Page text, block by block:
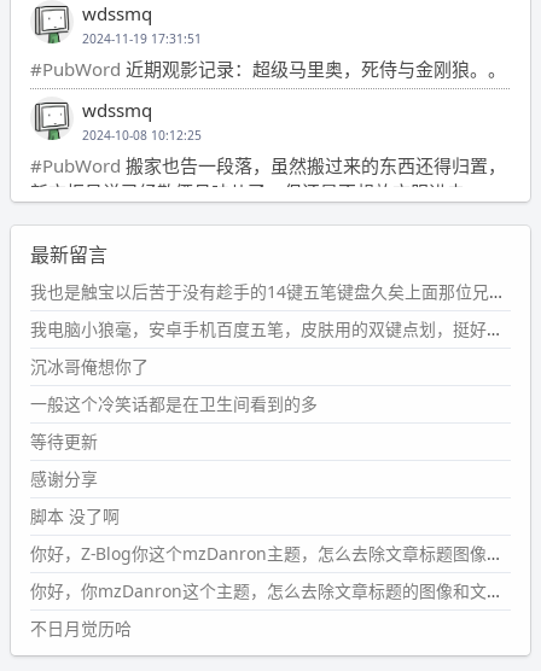
wdssmq
2024-11-19 17:31:51
#PubWord 近期观影记录：超级马里奥，死侍与金刚狼。。
wdssmq
2024-10-08 10:12:25
#PubWord 搬家也告一段落，虽然搬过来的东西还得归置，
新衣柜虽说已经散俩月味儿了，但还是不想放衣服进去。
wdssmq
2024-09-23 21:00:49
#PubWord要不我每年汇总整理一次？？碎雨集_沉冰浮水_
第1页https://www.wdssmq.com/tag/%E7%A2%8E%E9%9
B%A8%E9%9B%86/
wdssmq
2024-09-23 20:58:40
#PubWord
条嘟？？？？
wdssmq
2024-09-15 10:32:07
#PubWordVSCode 内 git 操作卡住的时候没办法主动取消
一直是个痛点，一般都是推送或拉取，今天连提交都卡
了。。
wdssmq
最新留言
我也是触宝以后苦于没有趁手的14键五笔键盘久矣上面那位兄台用的百度双键点划布局我也用过很久，那个皮肤做得很粗糙，个别键位的触发区域是错位的，快速打字时很容易出错，修改它的皮肤文件校正后勉强能用，但早年出的皮肤分辨率太低，实在谈不上美观。百度小米定制版的商店里有一个"小黑板"皮肤还不错(百度官方输入法商店里没有)，但那个风格我不喜欢这两天找到了一个叫"森林集"的公众号，开发了海量的皮肤，很多都有14键版本，付费但很便宜，几块钱，终于有自己满意的输入法了搜了一下，这个工作室还是百度的官方合作伙伴，不知道为什么14键作品都不在官方商店上架，难道是百度官方在刻意放弃14键？
我电脑小狼毫，安卓手机百度五笔，皮肤用的双键点划，挺好的。
沉冰哥俺想你了
一般这个冷笑话都是在卫生间看到的多
等待更新
感谢分享
脚本 没了啊
你好，Z-Blog你这个mzDanron主题，怎么去除文章标题图像和文章摘要，仅显示标题，感谢回复！
你好，你mzDanron这个主题，怎么去除文章标题的图像和文章摘要！仅显示标题，感谢回复解决！
不日月觉历哈